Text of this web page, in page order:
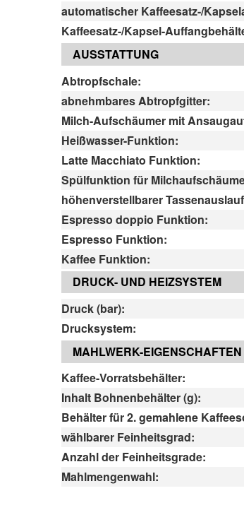
automatischer Kaffeesatz-/
Kaffeesatz-/Kapsel-
AUSSTATTUNG
Abtropfschale:
abnehmbares Abtropfgitter:
Milch-Aufschäumer mit
Heißwasser-Funktion:
Latte Macchiato Funktion:
Spülfunktion für
höhenverstellbarer
Espresso doppio Funktion:
Espresso Funktion:
Kaffee Funktion:
DRUCK- UND HEIZSYSTEM
Druck (bar):
Drucksystem:
MAHLWERK-EIGENSCHAFTEN
Kaffee-Vorratsbehälter:
Inhalt Bohnenbehälter (g):
Behälter für 2. gemahlene
wählbarer Feinheitsgrad:
Anzahl der Feinheitsgrade:
Mahlmengenwahl: